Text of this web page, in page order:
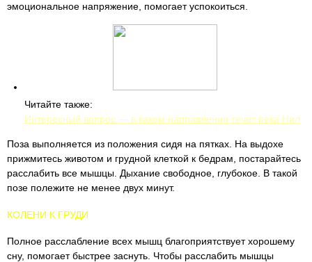
эмоциональное напряжение, помогает успокоиться.
Читайте также:
Интересный вопрос — в каком направлении течет река Нил
Поза выполняется из положения сидя на пятках. На выдохе
прижмитесь животом и грудной клеткой к бедрам, постарайтесь
расслабить все мышцы. Дыхание свободное, глубокое. В такой
позе полежите не менее двух минут.
КОЛЕНИ К ГРУДИ
Полное расслабление всех мышц благоприятствует хорошему
сну, помогает быстрее заснуть. Чтобы расслабить мышцы